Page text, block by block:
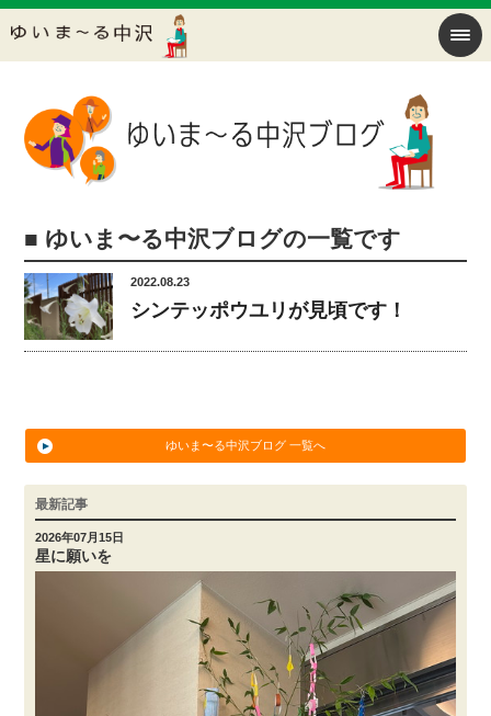
■ ゆいま〜る中沢ブログの一覧です
2022.08.23
シンテッポウユリが見頃です！
ゆいま〜る中沢ブログ 一覧へ
最新記事
2026年07月15日
星に願いを